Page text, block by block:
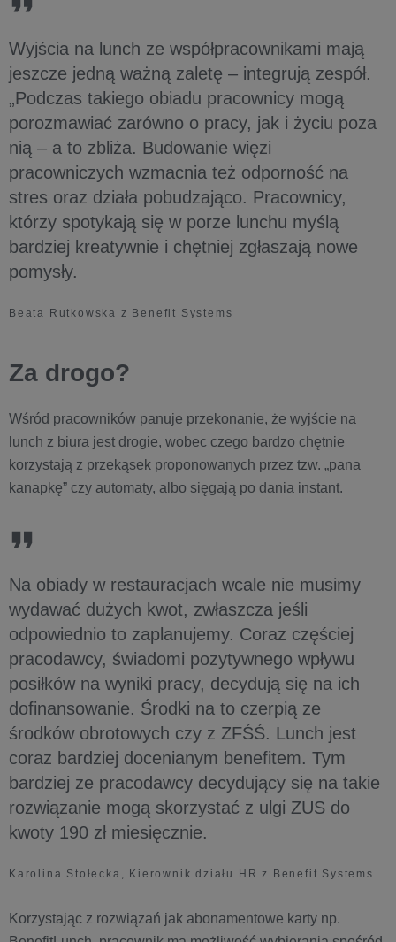
Wyjścia na lunch ze współpracownikami mają
jeszcze jedną ważną zaletę – integrują zespół.
„Podczas takiego obiadu pracownicy mogą
porozmawiać zarówno o pracy, jak i życiu poza
nią – a to zbliża. Budowanie więzi
pracowniczych wzmacnia też odporność na
stres oraz działa pobudzająco. Pracownicy,
którzy spotykają się w porze lunchu myślą
bardziej kreatywnie i chętniej zgłaszają nowe
pomysły.
Beata Rutkowska z Benefit Systems
Za drogo?
Wśród pracowników panuje przekonanie, że wyjście na
lunch z biura jest drogie, wobec czego bardzo chętnie
korzystają z przekąsek proponowanych przez tzw. „pana
kanapkę” czy automaty, albo sięgają po dania instant.
Na obiady w restauracjach wcale nie musimy
wydawać dużych kwot, zwłaszcza jeśli
odpowiednio to zaplanujemy. Coraz częściej
pracodawcy, świadomi pozytywnego wpływu
posiłków na wyniki pracy, decydują się na ich
dofinansowanie. Środki na to czerpią ze
środków obrotowych czy z ZFŚŚ. Lunch jest
coraz bardziej docenianym benefitem. Tym
bardziej ze pracodawcy decydujący się na takie
rozwiązanie mogą skorzystać z ulgi ZUS do
kwoty 190 zł miesięcznie.
Karolina Stołecka, Kierownik działu HR z Benefit Systems
Korzystając z rozwiązań jak abonamentowe karty np.